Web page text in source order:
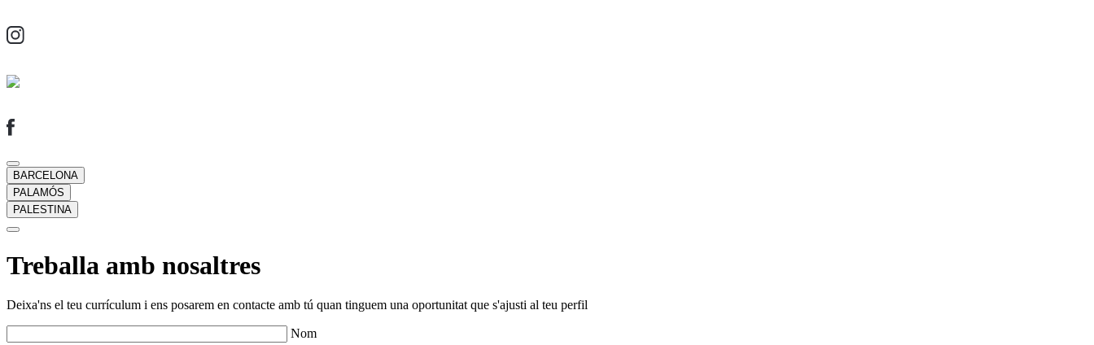
BARCELONA
PALAMÓS
PALESTINA
Treballa amb nosaltres
Deixa'ns el teu currículum i ens posarem en contacte amb tú quan tinguem una oportunitat que s'ajusti al teu perfil
Nom